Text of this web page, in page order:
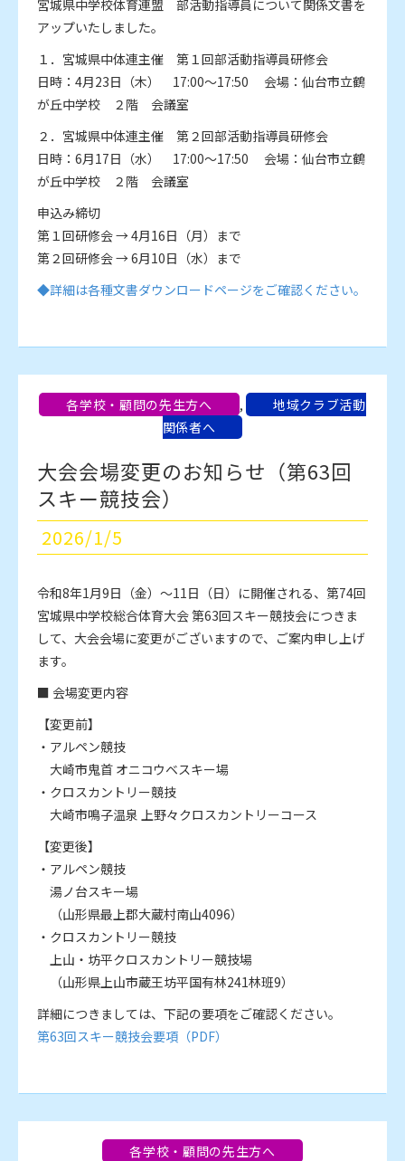
宮城県中学校体育連盟 部活動指導員について関係文書を
アップいたしました。
１．宮城県中体連主催 第１回部活動指導員研修会
日時：4月23日（木） 17:00～17:50 会場：仙台市立鶴
が丘中学校 ２階 会議室
２．宮城県中体連主催 第２回部活動指導員研修会
日時：6月17日（水） 17:00～17:50 会場：仙台市立鶴
が丘中学校 ２階 会議室
申込み締切
第１回研修会 → 4月16日（月）まで
第２回研修会 → 6月10日（水）まで
◆詳細は各種文書ダウンロードページをご確認ください。
各学校・顧問の先生方へ ,
地域クラブ活動
関係者へ
大会会場変更のお知らせ（第63回
スキー競技会）
2026/1/5
令和8年1月9日（金）～11日（日）に開催される、第74回
宮城県中学校総合体育大会 第63回スキー競技会につきま
して、大会会場に変更がございますので、ご案内申し上げ
ます。
■ 会場変更内容
【変更前】
・アルペン競技
大崎市鬼首 オニコウベスキー場
・クロスカントリー競技
大崎市鳴子温泉 上野々クロスカントリーコース
【変更後】
・アルペン競技
湯ノ台スキー場
（山形県最上郡大蔵村南山4096）
・クロスカントリー競技
上山・坊平クロスカントリー競技場
（山形県上山市蔵王坊平国有林241林班9）
詳細につきましては、下記の要項をご確認ください。
第63回スキー競技会要項（PDF）
各学校・顧問の先生方へ